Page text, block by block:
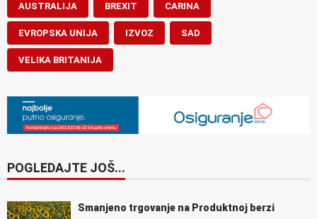
AUSTRALIJA BREXIT CARINA
EVROPSKA UNIJA IZVOZ SAD
VELIKA BRITANIJA
POGLEDAJTE JOŠ...
Smanjeno trgovanje na Produktnoj berzi